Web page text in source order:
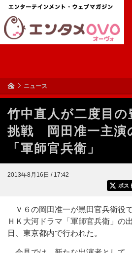
ニュース
竹中直人が二度目の
挑戦 岡田准一主演
「軍師官兵衛」
2013年8月16日 / 17:42
ポス
Ｖ６の岡田准一が黒田官兵衛役
ＨＫ大河ドラマ「軍師官兵衛」の
日、東京都内で行われた。